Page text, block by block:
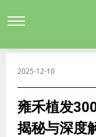
2025-12-10
雍禾植发
揭秘与深度